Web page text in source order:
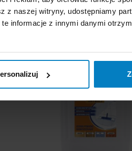
naszej witryny, udostępniamy
informacje z innymi danymi
Cleanlux zmywacz